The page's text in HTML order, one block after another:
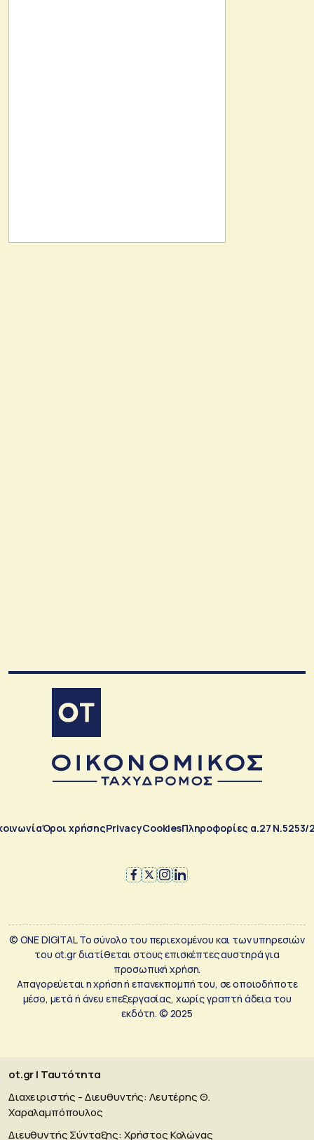
Όροι χρήσηςPrivacyCookiesΠληροφορίες α.27 Ν.5253/
© ONE DIGITAL Το σύνολο του περιεχομένου και των υπηρεσιών
του ot.gr διατίθεται στους επισκέπτες αυστηρά για
προσωπική χρήση.
Απαγορεύεται η χρήση ή επανεκπομπή του, σε οποιοδήποτε
μέσο, μετά ή άνευ επεξεργασίας, χωρίς γραπτή άδεια του
εκδότη. © 2025
ot.gr | Ταυτότητα
Διαχειριστής - Διευθυντής: Λευτέρης Θ.
Χαραλαμπόπουλος
Διευθυντής Σύνταξης: Χρήστος Κολώνας